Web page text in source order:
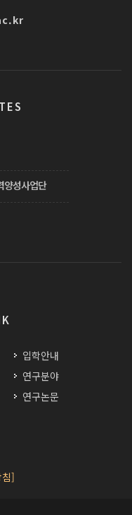
양성사업단
입학안내
연구분야
연구논문
]